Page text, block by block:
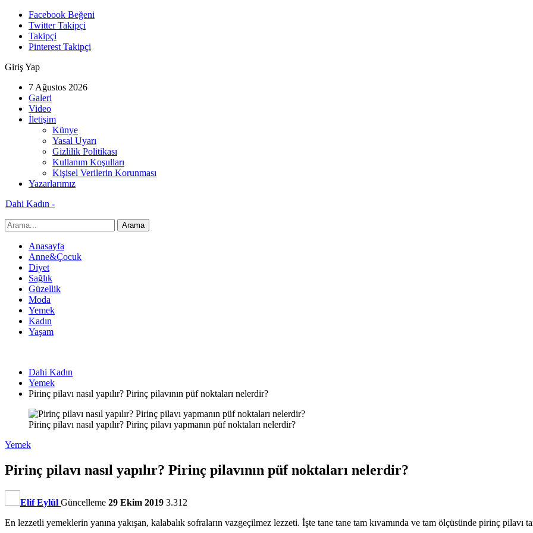
Facebook Beğeni
Twitter Takipçi
Takipçi
Pinterest Takipçi
Giriş Yap
7 Ağustos 2026
Galeri
Video
İletişim
Künye
Yasal Uyarı
Gizlilik Politikası
Kullanım Koşulları
Kişisel Verilerin Korunması
Yazarlarımız
Dahi Kadın -
Anasayfa
Anne&Çocuk
Diyet
Sağlık
Güzellik
Moda
Yemek
Kadın
Yaşam
Dahi Kadın
Yemek
Pirinç pilavı nasıl yapılır? Pirinç pilavının püf noktaları nelerdir?
Pirinç pilavı nasıl yapılır? Pirinç pilavı yapmanın püf noktaları nelerdir?
Yemek
Pirinç pilavı nasıl yapılır? Pirinç pilavının püf noktaları nelerdir?
Elif Eylül Güncelleme 29 Ekim 2019 3.312
En lezzetli yemeklerin yanına yakışan, kalabalık sofraların vazgeçilmez lezzeti. İşte tane tane tam kıvamında ve tam ölçüsünde pirinç pilavı